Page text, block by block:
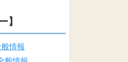
】
情報